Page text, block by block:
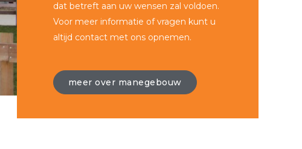
dat betreft aan uw wensen zal voldoen.
Voor meer informatie of vragen kunt u
altijd contact met ons opnemen.
meer over manegebouw